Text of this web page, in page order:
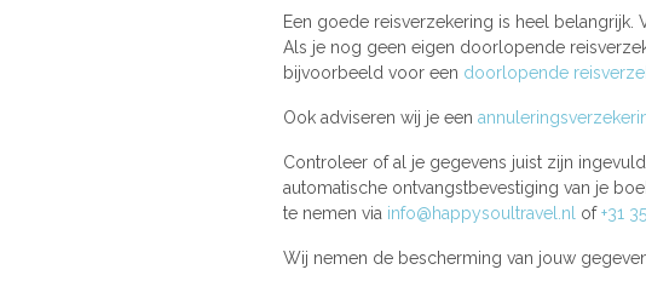
Een goede reisverzekering is heel
Als je nog geen eigen doorlopende
bijvoorbeeld voor een doorlopende
Ook adviseren wij je een
Controleer of al je gegevens juist zijn
automatische ontvangstbevestiging van je
te nemen via info@happysoultravel.nl of+31
Wij nemen de bescherming van jouw